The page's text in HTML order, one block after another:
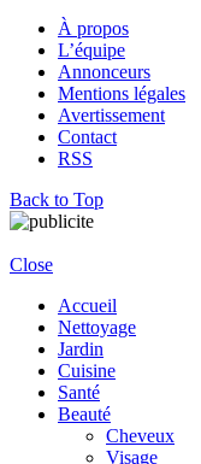
À propos
L’équipe
Annonceurs
Mentions légales
Avertissement
Contact
RSS
Back to Top
Close
Accueil
Nettoyage
Jardin
Cuisine
Santé
Beauté
Cheveux
Visage